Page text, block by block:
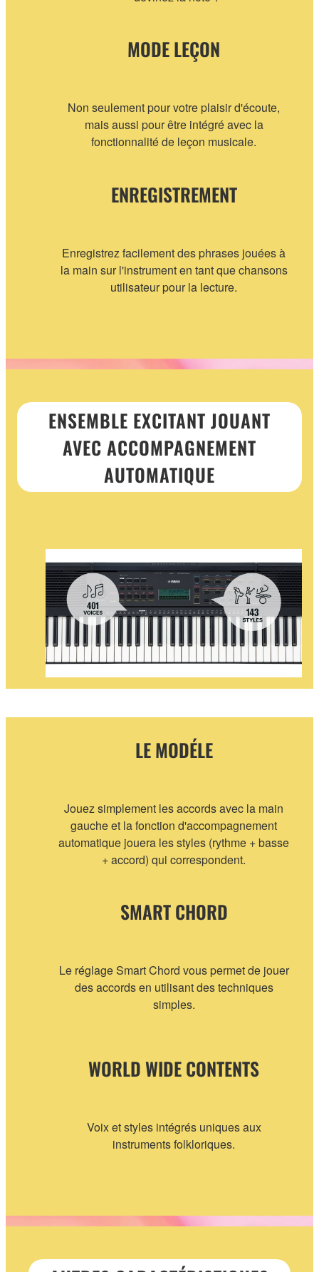
MODE LEÇON
Non seulement pour votre plaisir d'écoute,
mais aussi pour être intégré avec la
fonctionnalité de leçon musicale.
ENREGISTREMENT
Enregistrez facilement des phrases jouées à
la main sur l'instrument en tant que chansons
utilisateur pour la lecture.
ENSEMBLE EXCITANT JOUANT
AVEC ACCOMPAGNEMENT
AUTOMATIQUE
LE MODÉLE
Jouez simplement les accords avec la main
gauche et la fonction d'accompagnement
automatique jouera les styles (rythme + basse
+ accord) qui correspondent.
SMART CHORD
Le réglage Smart Chord vous permet de jouer
des accords en utilisant des techniques
simples.
WORLD WIDE CONTENTS
Voix et styles intégrés uniques aux
instruments folkloriques.